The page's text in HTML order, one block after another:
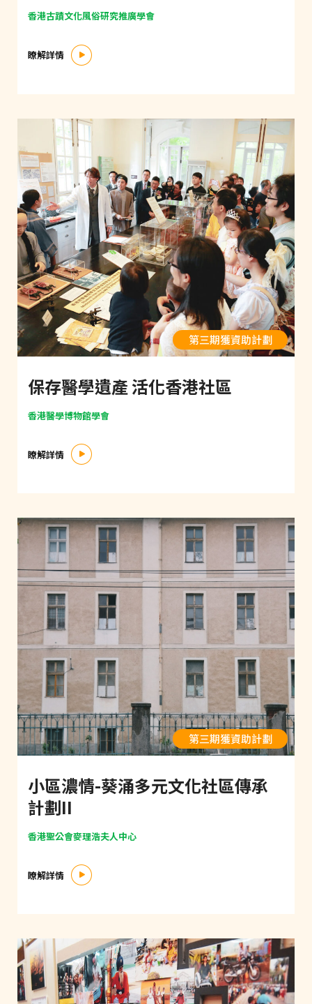
香港古蹟文化風俗研究推廣學會
瞭解詳情
第三期獲資助計劃
保存醫學遺產 活化香港社區
香港醫學博物館學會
瞭解詳情
第三期獲資助計劃
小區濃情-葵涌多元文化社區傳承
計劃II
香港聖公會麥理浩夫人中心
瞭解詳情